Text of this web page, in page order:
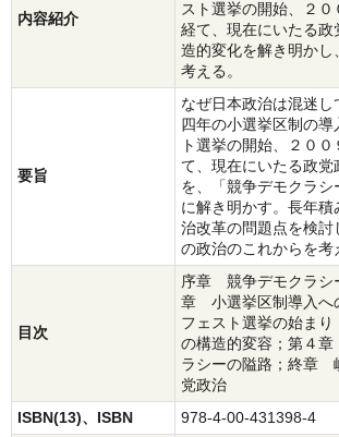
内容紹介
スト選挙の開始、２
経て、現在にいたる
造的変化を解き明かし
考える。
要旨
なぜ日本政治は混迷
四年の小選挙区制の導
ト選挙の開始、２０
て、現在にいたる政
を、「競争デモクラ
に解き明かす。長年
治改革の問題点を検討
の政治のこれからを考
目次
序章 競争デモクラシ
章 小選挙区制導入
フェスト選挙の始ま
の構造的変容；第４
ラシーの隘路；終章
党政治
ISBN(13)、ISBN
978-4-00-431398-4